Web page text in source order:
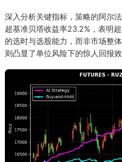
深入分析关键指标，策略的阿尔
超基准贝塔收益率23.2%，表明
的选时与选股能力，而非市场整
则凸显了单位风险下的惊人回报效